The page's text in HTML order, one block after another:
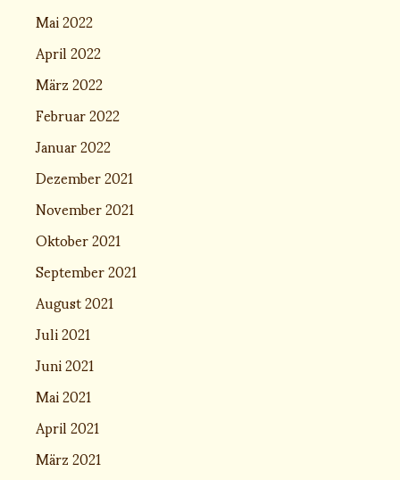
Mai 2022
April 2022
März 2022
Februar 2022
Januar 2022
Dezember 2021
November 2021
Oktober 2021
September 2021
August 2021
Juli 2021
Juni 2021
Mai 2021
April 2021
März 2021